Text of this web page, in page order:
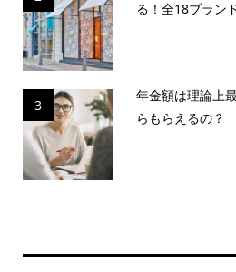
る！全18ブラン
3
年金額は理論上
らもらえるの？